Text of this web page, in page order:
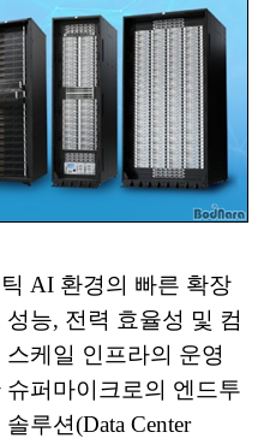
AI 환경의 빠른 확장
능, 전력 효율성 및 컴
케일 인프라의 운영
퍼마이크로의 엔드투
루션(Data Center